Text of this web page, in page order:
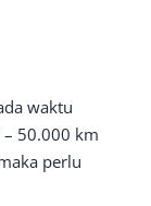
waktu
50.000 km
perlu